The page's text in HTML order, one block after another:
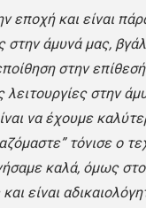
και είναι
στην άμυνά μας,
στην
στην
να έχουμε
τόνισε ο
καλά, όμως
είναι